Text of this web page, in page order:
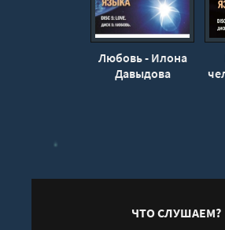
Любовь - Илона
Давыдова
ЧТО СЛУШАЕМ?